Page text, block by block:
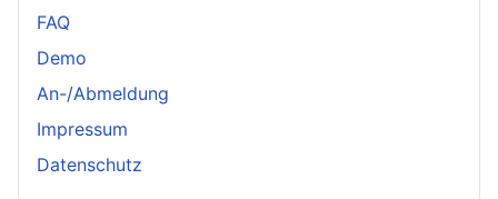
FAQ
Demo
An-/Abmeldung
Impressum
Datenschutz